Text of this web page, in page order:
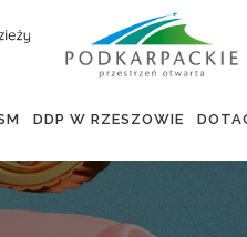
DDP W RZESZOWIE